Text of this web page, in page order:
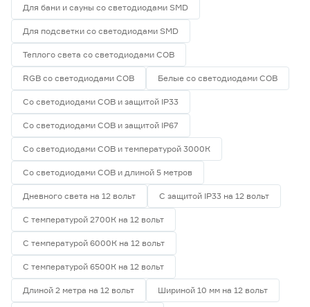
Для бани и сауны со светодиодами SMD
Для подсветки со светодиодами SMD
Теплого света со светодиодами СОВ
RGB со светодиодами СОВ Белые со светодиодами СОВ
Со светодиодами СОВ и защитой IP33
Со светодиодами СОВ и защитой IP67
Со светодиодами СОВ и температурой 3000К
Со светодиодами СОВ и длиной 5 метров
Дневного света на 12 вольт С защитой IP33 на 12 вольт
С температурой 2700К на 12 вольт
С температурой 6000К на 12 вольт
С температурой 6500К на 12 вольт
Длиной 2 метра на 12 вольт Шириной 10 мм на 12 вольт